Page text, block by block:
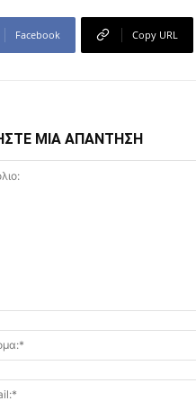
Facebook Copy URL
ΜΙΑ ΑΠΑΝΤΗΣΗ